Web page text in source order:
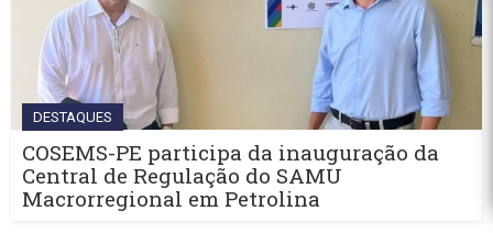
DESTAQUES
COSEMS-PE participa da inauguração da
Central de Regulação do SAMU
Macrorregional em Petrolina